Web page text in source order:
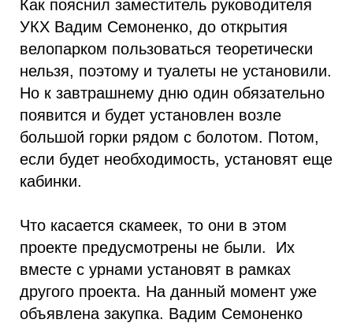
Как пояснил заместитель руководителя
УКХ Вадим Семоненко, до открытия
велопарком пользоваться теоретически
нельзя, поэтому и туалеты не установили.
Но к завтрашнему дню один обязательно
появится и будет установлен возле
большой горки рядом с болотом. Потом,
если будет необходимость, установят еще
кабинки.
Что касается скамеек, то они в этом
проекте предусмотрены не были. Их
вместе с урнами установят в рамках
другого проекта. На данный момент уже
объявлена закупка. Вадим Семоненко